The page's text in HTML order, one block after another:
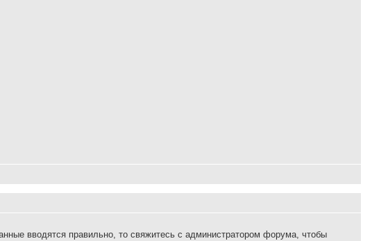
вводятся правильно, то свяжитесь с администратором форума, чтобы